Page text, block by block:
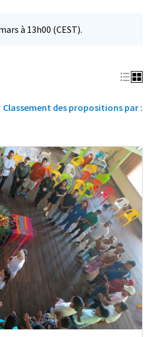
à 13h00 (CEST).
Classement des propositions par :